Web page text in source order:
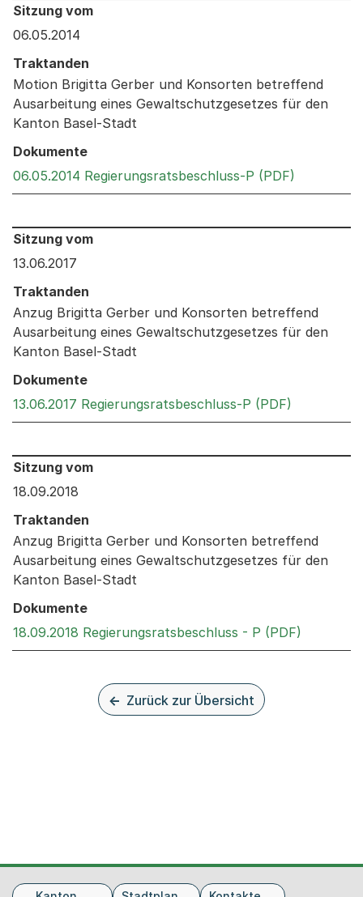
Behandelt an den folgenden Sitzungen: Informationen
Sitzung vom
06.05.2014
Traktanden
Motion Brigitta Gerber und Konsorten betreffend
Ausarbeitung eines Gewaltschutzgesetzes für den
Kanton Basel-Stadt
Dokumente
06.05.2014 Regierungsratsbeschluss-P (PDF)
Behandelt an den folgenden Sitzungen: Informationen
Sitzung vom
13.06.2017
Traktanden
Anzug Brigitta Gerber und Konsorten betreffend
Ausarbeitung eines Gewaltschutzgesetzes für den
Kanton Basel-Stadt
Dokumente
13.06.2017 Regierungsratsbeschluss-P (PDF)
Behandelt an den folgenden Sitzungen: Informationen
Sitzung vom
18.09.2018
Traktanden
Anzug Brigitta Gerber und Konsorten betreffend
Ausarbeitung eines Gewaltschutzgesetzes für den
Kanton Basel-Stadt
Dokumente
18.09.2018 Regierungsratsbeschluss - P (PDF)
Zurück zur Übersicht
Fusszeile